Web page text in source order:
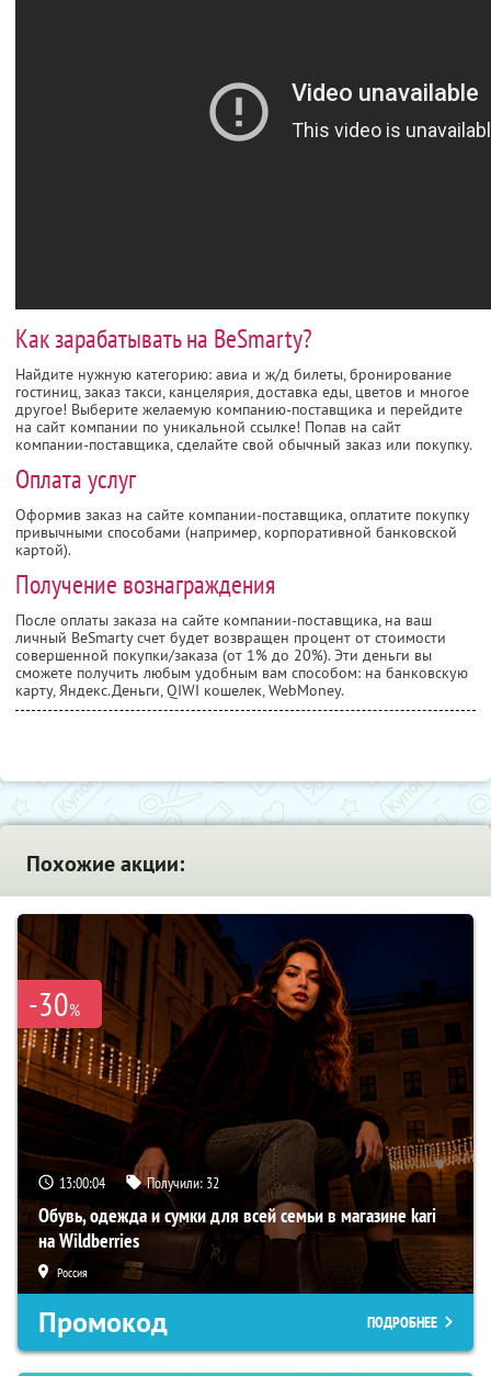
Как зарабатывать на BeSmarty?
Найдите нужную категорию: авиа и ж/д билеты, бронирование
гостиниц, заказ такси, канцелярия, доставка еды, цветов и многое
другое! Выберите желаемую компанию-поставщика и перейдите
на сайт компании по уникальной ссылке! Попав на сайт
компании-поставщика, сделайте свой обычный заказ или покупку.
Оплата услуг
Оформив заказ на сайте компании-поставщика, оплатите покупку
привычными способами (например, корпоративной банковской
картой).
Получение вознаграждения
После оплаты заказа на сайте компании-поставщика, на ваш
личный BeSmarty счет будет возвращен процент от стоимости
совершенной покупки/заказа (от 1% до 20%). Эти деньги вы
сможете получить любым удобным вам способом: на банковскую
карту, Яндекс.Деньги, QIWI кошелек, WebMoney.
Похожие акции:
-30%
13:00:02 Получили: 32
Обувь, одежда и сумки для всей семьи в магазине kari
на Wildberries
Россия
Промокод ПОДРОБНЕЕ